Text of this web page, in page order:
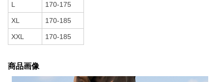
L 170-175
XL 170-185
XXL 170-185
商品画像